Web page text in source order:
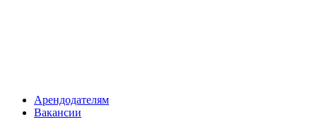
Арендодателям
Вакансии